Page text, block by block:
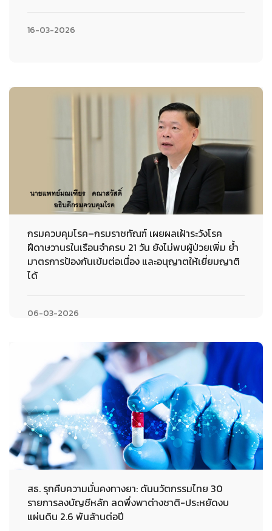
16-03-2026
กรมควบคุมโรค–กรมราชทัณฑ์ เผยผลเฝ้าระวังโรค
ฝีดาษวานรในเรือนจำครบ 21 วัน ยังไม่พบผู้ป่วยเพิ่ม ย้ำ
มาตรการป้องกันเข้มต่อเนื่อง และอนุญาตให้เยี่ยมญาติ
ได้
06-03-2026
สธ. รุกคืบความมั่นคงทางยา: ดันนวัตกรรมไทย 30
รายการลงบัญชีหลัก ลดพึ่งพาต่างชาติ-ประหยัดงบ
แผ่นดิน 2.6 พันล้านต่อปี